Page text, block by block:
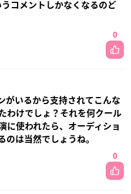
コメントしかなくなるのど
0
がいるから支持されてこんな
わけでしょ？それを何クール
に使われたら、オーディショ
のは当然でしょうね。
0